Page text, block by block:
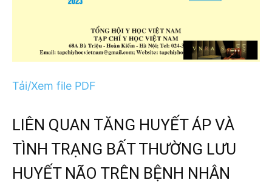
Tải/Xem file PDF
LIÊN QUAN TĂNG HUYẾT ÁP VÀ
TÌNH TRẠNG BẤT THƯỜNG LƯU
HUYẾT NÃO TRÊN BỆNH NHÂN